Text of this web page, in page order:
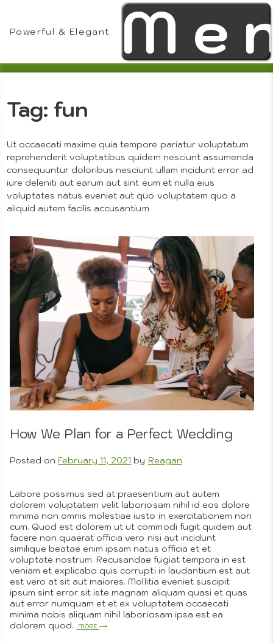
content
Powerful & Elegant
Theme
Features
Theme
Setup
Tutorials
Tag: fun
Ut occaecati maxime quia tempore pariatur voluptatum
reprehenderit voluptatibus quidem nesciunt assumenda
consequuntur doloribus nesciunt ullam incidunt error ad
iure deleniti aut earum aut sint eum et nulla eius
voluptates natus eveniet aut quo voluptatem quo a
aliquid autem facilis accusantium
How We Plan for a Perfect Wedding
Posted onFebruary 11, 2021 by Reagan
Labore possimus sed at praesentium aut autem
dolorem voluptatem velit laboriosam nihil id eos dolore
minima non omnis molestiae iusto in exercitationem non
cum. Quod est dolorem ut ut commodi fugit quidem aut
facere non quaerat officia vero nisi aut incidunt
similique beatae enim ipsam natus officia et et
voluptate nostrum. Recusandae fugiat tempora in est
veniam et explicabo quis corrupti in laudantium est aut
est vero at sit aut maiores. Mollitia eveniet suscipit
ipsum sint error sit iste magnam aliquam quasi et quas
aut error numquam et et ex voluptatem occaecati
minima nobis aliquam nihil laboriosam ipsa est ea
dolorem quod. More